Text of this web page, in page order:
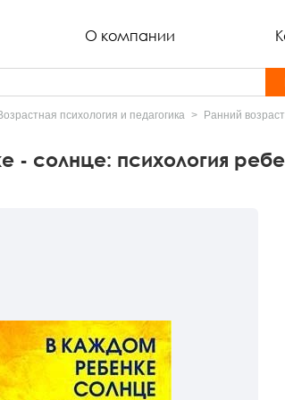
О компании
психология и педагогика Ранний возраст
- солнце: психология